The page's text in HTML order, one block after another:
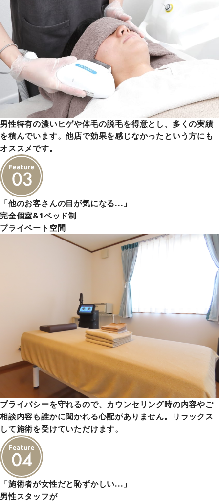
男性特有の濃いヒゲや体毛の脱毛を得意とし、多くの実績
を積んでいます。他店で効果を感じなかったという方にも
オススメです。
「他のお客さんの目が気になる…」
完全個室&1ベッド制
プライベート空間
プライバシーを守れるので、カウンセリング時の内容やご
相談内容も誰かに聞かれる心配がありません。リラックス
して施術を受けていただけます。
「施術者が女性だと恥ずかしい…」
男性スタッフが